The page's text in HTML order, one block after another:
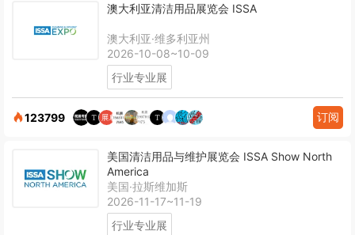
澳大利亚清洁用品展览会 ISSA
澳大利亚·维多利亚州
2026-10-08~10-09
行业专业展
123799 订阅
美国清洁用品与维护展览会 ISSA Show North
America
美国·拉斯维加斯
2026-11-17~11-19
行业专业展